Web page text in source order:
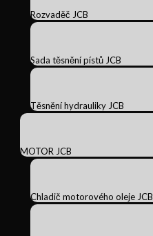
Rozvaděč JCB
Sada těsnění pístů JCB
Těsnění hydrauliky JCB
MOTOR JCB
Chladič motorového oleje JCB